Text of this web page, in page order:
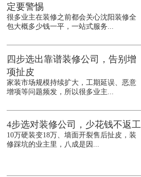
定要警惕
很多业主在装修之前都会关心沈阳装修全
包大概多少钱一平，一站式服务...
四步选出靠谱装修公司，告别增
项扯皮
家装市场规模持续扩大，工期延误、恶意
增项等问题频发，所以很多业主...
4步选对装修公司，少花钱不返工
10万硬装变18万、墙面开裂售后扯皮，装
修踩坑的业主里，八成是因...